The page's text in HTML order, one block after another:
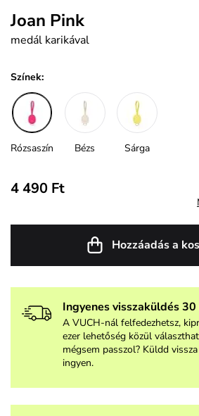
Joan Pink
medál karikával
Színek:
Rózsaszín Bézs Sárga
4 490 Ft
Hozzáadás a
Ingyenes visszaküldés
A VUCH-nál felfedezhetsz,
ezer lehetőség közül
mégsem passzol? Küldd
ingyen.